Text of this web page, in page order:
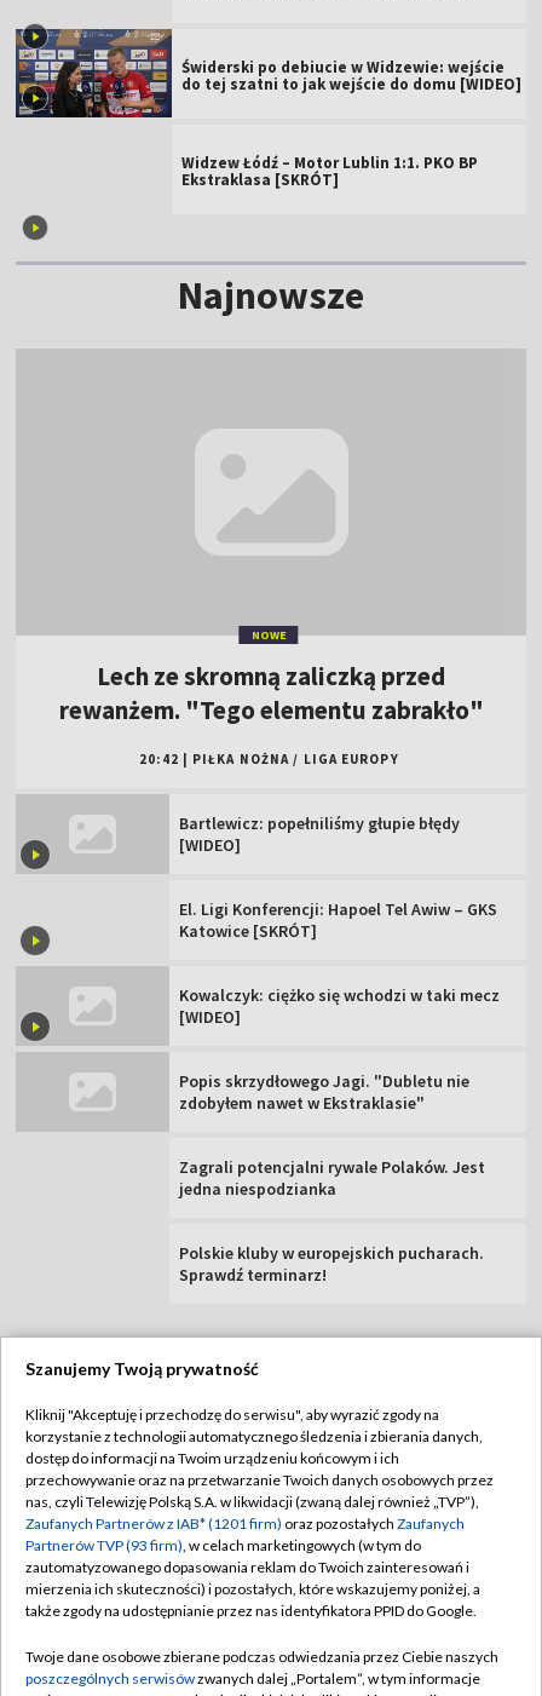
Świderski po debiucie w Widzewie: wejście
do tej szatni to jak wejście do domu [WIDEO]
Widzew Łódź – Motor Lublin 1:1. PKO BP
Ekstraklasa [SKRÓT]
Najnowsze
NOWE
Lech ze skromną zaliczką przed
rewanżem. "Tego elementu zabrakło"
20:42 | PIŁKA NOŻNA / LIGA EUROPY
Bartlewicz: popełniliśmy głupie błędy
[WIDEO]
El. Ligi Konferencji: Hapoel Tel Awiw – GKS
Katowice [SKRÓT]
Kowalczyk: ciężko się wchodzi w taki mecz
[WIDEO]
Popis skrzydłowego Jagi. "Dubletu nie
zdobyłem nawet w Ekstraklasie"
Zagrali potencjalni rywale Polaków. Jest
jedna niespodzianka
Polskie kluby w europejskich pucharach.
Sprawdź terminarz!
TVP
Abonament TVP
Sklep TVP
Biuro Reklamy
Oferta Handlowa
Telegazeta ogłoszenia
Rada Programowa
Regulamin TVP
Polityka prywatności
Moje zgody
Biuro reklamy
Kontakt
Kanały
Szanujemy Twoją prywatność
Kliknij "Akceptuję i przechodzę do serwisu", aby wyrazić zgody na
korzystanie z technologii automatycznego śledzenia i zbierania danych,
dostęp do informacji na Twoim urządzeniu końcowym i ich
przechowywanie oraz na przetwarzanie Twoich danych osobowych przez
nas, czyli Telewizję Polską S.A. w likwidacji (zwaną dalej również „TVP”),
Zaufanych Partnerów z IAB* (1201 firm) oraz pozostałych Zaufanych
Partnerów TVP (93 firm), w celach marketingowych (w tym do
zautomatyzowanego dopasowania reklam do Twoich zainteresowań i
mierzenia ich skuteczności) i pozostałych, które wskazujemy poniżej, a
także zgody na udostępnianie przez nas identyfikatora PPID do Google.
Twoje dane osobowe zbierane podczas odwiedzania przez Ciebie naszych
poszczególnych serwisówzwanych dalej „Portalem”, w tym informacje